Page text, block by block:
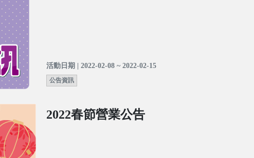
活動日期 | 2022-02-08 ~ 2022-02-15
公告資訊
2022春節營業公告